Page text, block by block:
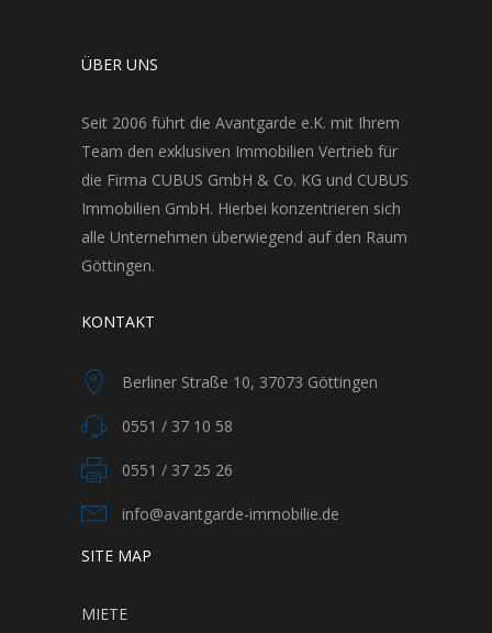
ÜBER UNS
Seit 2006 führt die Avantgarde e.K. mit Ihrem
Team den exklusiven Immobilien Vertrieb für
die Firma CUBUS GmbH & Co. KG und CUBUS
Immobilien GmbH. Hierbei konzentrieren sich
alle Unternehmen überwiegend auf den Raum
Göttingen.
KONTAKT
Berliner Straße 10, 37073 Göttingen
0551 / 37 10 58
0551 / 37 25 26
info@avantgarde-immobilie.de
SITE MAP
MIETE